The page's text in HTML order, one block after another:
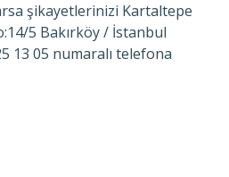
şikayetlerinizi Kartaltepe
5 Bakırköy / İstanbul
13 05 numaralı telefona